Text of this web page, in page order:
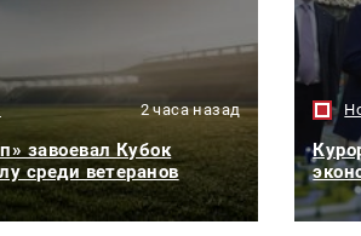
2 часа назад
завоевал Кубок
среди ветеранов